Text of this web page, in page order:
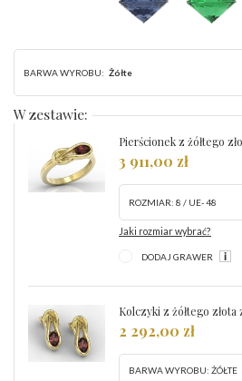
BARWA WYROBU: Żółte
W zestawie:
Pierścionek z żółtego
3 911,00 zł
ROZMIAR: 8 / UE- 48
Jaki rozmiar wybrać?
DODAJ GRAWER
Kolczyki z żółtego
2 292,00 zł
BARWA WYROBU: ŻÓŁTE